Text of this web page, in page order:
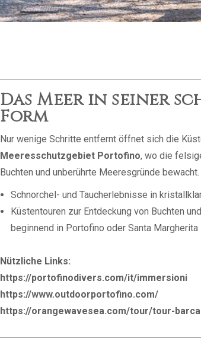
Das Meer in seiner
Form
Nur wenige Schritte entfernt öffnet sich die
Meeresschutzgebiet Portofino, wo die
Buchten und unberührte Meeresgründe bewacht.
Schnorchel- und Taucherlebnisse in
Küstentouren zur Entdeckung von Buchten
beginnend in Portofino oder Santa Margherita
Nützliche Links:
https://portofinodivers.com/it/immersioni
https://www.outdoorportofino.com/
https://orangewavesea.com/tour/tour-